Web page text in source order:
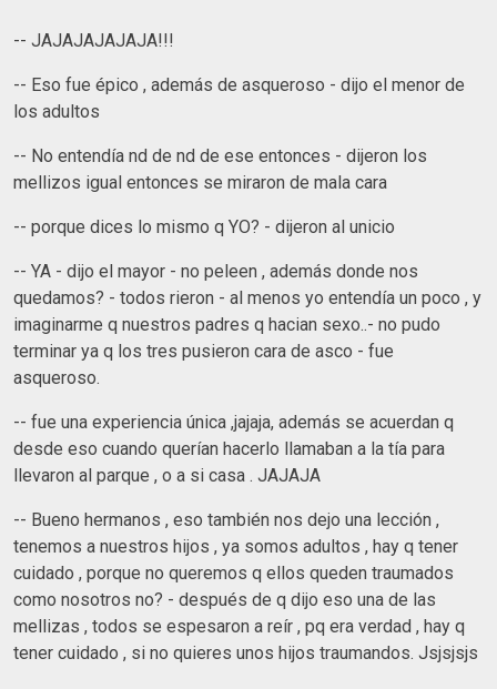
-- JAJAJAJAJAJA!!!
-- Eso fue épico , además de asqueroso - dijo el menor de
los adultos
-- No entendía nd de nd de ese entonces - dijeron los
mellizos igual entonces se miraron de mala cara
-- porque dices lo mismo q YO? - dijeron al unicio
-- YA - dijo el mayor - no peleen , además donde nos
quedamos? - todos rieron - al menos yo entendía un poco , y
imaginarme q nuestros padres q hacian sexo..- no pudo
terminar ya q los tres pusieron cara de asco - fue
asqueroso.
-- fue una experiencia única ,jajaja, además se acuerdan q
desde eso cuando querían hacerlo llamaban a la tía para
llevaron al parque , o a si casa . JAJAJA
-- Bueno hermanos , eso también nos dejo una lección ,
tenemos a nuestros hijos , ya somos adultos , hay q tener
cuidado , porque no queremos q ellos queden traumados
como nosotros no? - después de q dijo eso una de las
mellizas , todos se espesaron a reír , pq era verdad , hay q
tener cuidado , si no quieres unos hijos traumandos. Jsjsjsjs